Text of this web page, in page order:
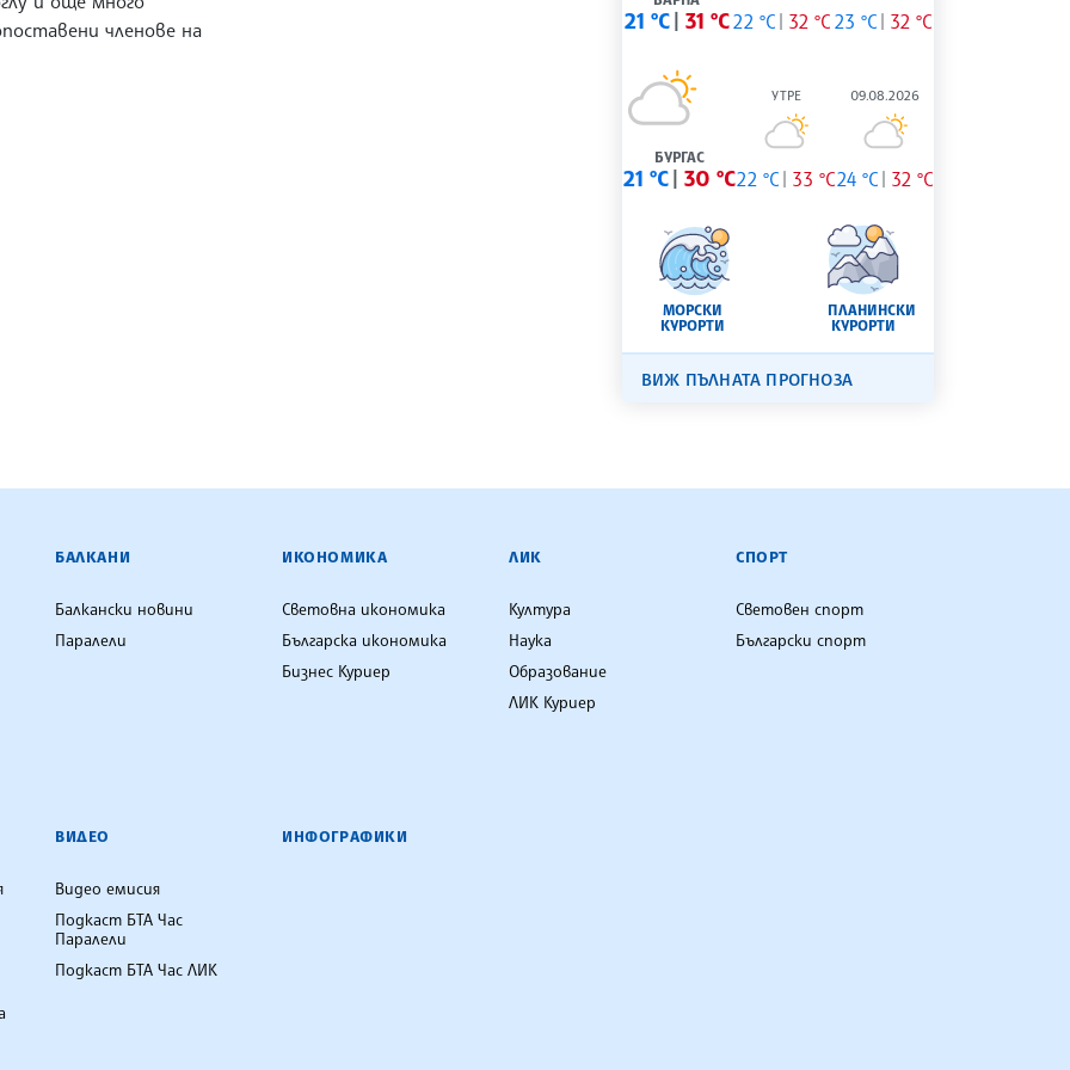
членове на
21 °C 31 °C22 °C 32 °C 23 °C 32 °C
БУРГАС
21 °C 30 °C
УТРЕ
22 °C 33 °C
09.08.2026
24 °C 32 °C
МОРСКИ
КУРОРТИ
ПЛАНИНСКИ
КУРОРТИ
ВИЖ ПЪЛНАТА ПРОГНОЗА
БАЛКАНИ
Балкански новини
Паралели
ИКОНОМИКА
Световна икономика
Българска икономика
Бизнес Куриер
ЛИК
Култура
Наука
Образование
ЛИК Куриер
СПОРТ
Световен спорт
Български спорт
ВИДЕО
Видео емисия
Подкаст БТА Час
Паралели
Подкаст БТА Час ЛИК
ИНФОГРАФИКИ